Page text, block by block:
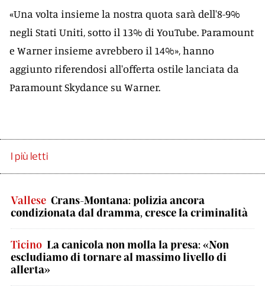
«Una volta insieme la nostra quota sarà dell'8-9%
negli Stati Uniti, sotto il 13% di YouTube. Paramount
e Warner insieme avrebbero il 14%», hanno
aggiunto riferendosi all'offerta ostile lanciata da
Paramount Skydance su Warner.
I più letti
Vallese Crans-Montana: polizia ancora
condizionata dal dramma, cresce la criminalità
Ticino La canicola non molla la presa: «Non
escludiamo di tornare al massimo livello di
allerta»